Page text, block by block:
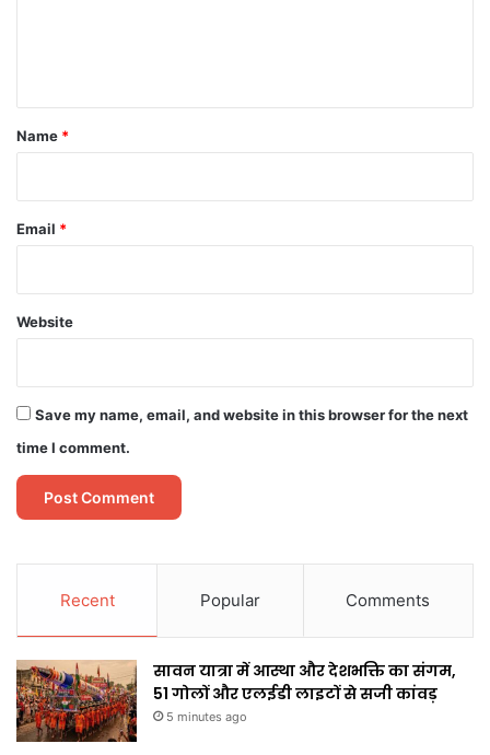
*
Name *
Email *
Website
Save my name, email, and website in this browser for the next
time I comment.
Recent Popular Comments
सावन यात्रा में आस्था और देशभक्ति का संगम,
51 गोलों और एलईडी लाइटों से सजी कांवड़
5 minutes ago